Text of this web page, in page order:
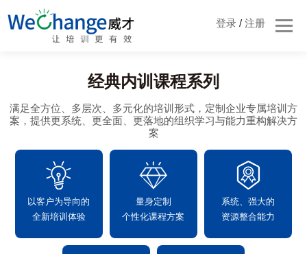
登录/ 注册
经典内训课程系列
满足全方位、多层次、多元化的培训形式，定制企业专属培训方
案，提供更系统、更全面、更落地的组织学习与能力重构解决方
案
以客户为导向的
全新培训体验
量身定制
个性化课程方案
系统、强大的
资源整合能力